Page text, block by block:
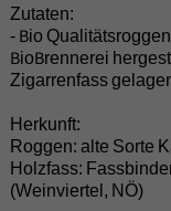
Zutaten:
- Bio
BioBrennerei
Zigarrenfass
Herkunft:
Roggen: alte Sorte
Holzfass:
(Weinviertel, NÖ)